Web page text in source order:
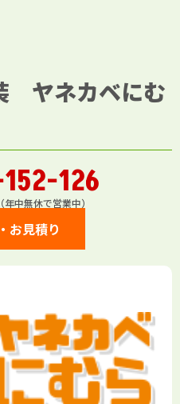
ヤネカベにむ
126
中無休で営業中）
お見積り